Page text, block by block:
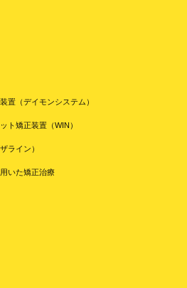
置（デイモンシステム）
ト矯正装置（WIN）
ライン）
いた矯正治療